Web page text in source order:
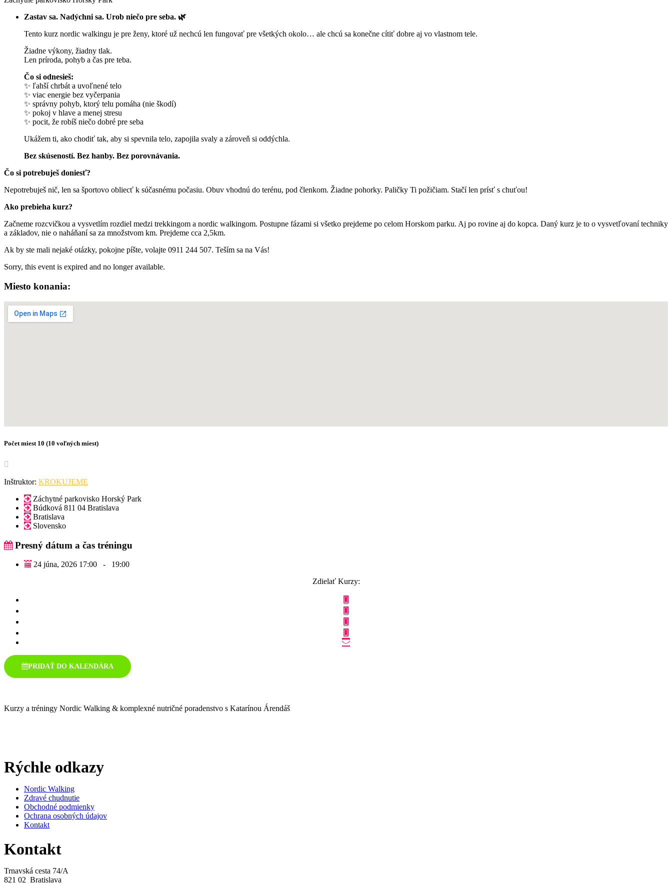
Zastav sa. Nadýchni sa. Urob niečo pre seba. 🌿
Tento kurz nordic walkingu je pre ženy, ktoré už nechcú len fungovať pre všetkých okolo… ale chcú sa konečne cítiť dobre aj vo vlastnom tele.
Žiadne výkony, žiadny tlak.
Len príroda, pohyb a čas pre teba.
Čo si odnesieš:
✨ ľahší chrbát a uvoľnené telo
✨ viac energie bez vyčerpania
✨ správny pohyb, ktorý telu pomáha (nie škodí)
✨ pokoj v hlave a menej stresu
✨ pocit, že robíš niečo dobré pre seba
Ukážem ti, ako chodiť tak, aby si spevnila telo, zapojila svaly a zároveň si oddýchla.
Bez skúseností. Bez hanby. Bez porovnávania.
Čo si potrebuješ doniesť?
Nepotrebuješ nič, len sa športovo obliecť k súčasnému počasiu. Obuv vhodnú do terénu, pod členkom. Žiadne pohorky. Paličky Ti požičiam. Stačí len prísť s chuťou!
Ako prebieha kurz?
Začneme rozcvičkou a vysvetlím rozdiel medzi trekkingom a nordic walkingom. Postupne fázami si všetko prejdeme po celom Horskom parku. Aj po rovine aj do kopca. Daný kurz je to o vysvetľovaní techniky
a základov, nie o naháňaní sa za množstvom km. Prejdeme cca 2,5km.
Ak by ste mali nejaké otázky, pokojne píšte, volajte 0911 244 507. Teším sa na Vás!
Sorry, this event is expired and no longer available.
Miesto konania:
Počet miest 10 (10 voľných miest)
Inštruktor: KROKUJEME
Záchytné parkovisko Horský Park
Búdková 811 04 Bratislava
Bratislava
Slovensko
Presný dátum a čas tréningu
24 júna, 2026 17:00 -
19:00
Zdielať Kurzy:
PRIDAŤ DO KALENDÁRA
Kurzy a tréningy Nordic Walking & komplexné nutričné poradenstvo s Katarínou Árendáš
Rýchle odkazy
Nordic Walking
Zdravé chudnutie
Obchodné podmienky
Ochrana osobných údajov
Kontakt
Kontakt
Trnavská cesta 74/A
821 02 Bratislava